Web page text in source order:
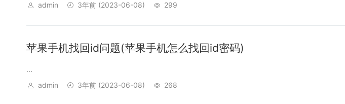
admin
3年前 (2023-06-08) 299
苹果手机找回id问题(苹果手机怎么找回id密码)
...
admin
3年前 (2023-06-08) 268